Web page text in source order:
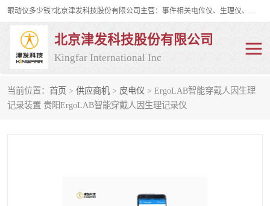
眼动仪多少钱?北京津发科技股份有限公司主营：事件相关电位仪、生理仪、肌电仪、脑电仪、皮电仪、眼动仪；是国家级高新技术企业、科技部认定的科技型中小企业和中关村高新技术企业，具备保密资格，具备自主进出口经营权；自主研发技术、产品与服务荣获多项省部级科学技术奖励、国家发明专利、国家软件著作权和省部级新技术新产品（服务）认证。
北京津发科技股份有限公司
Kingfar International Inc
当前位置： 首页 > 供应商机 > 皮电仪 > ErgoLAB智能穿戴人因生理
记录装置 贵阳ErgoLAB智能穿戴人因生理记录仪
皮电仪 脑电仪
行为观察与表情分析 动作捕捉与生物力学